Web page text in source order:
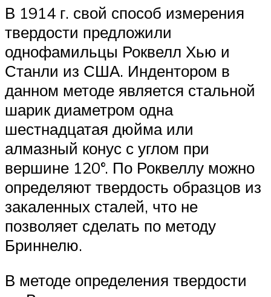
В 1914 г. свой способ измерения
твердости предложили
однофамильцы Роквелл Хью и
Станли из США. Индентором в
данном методе является стальной
шарик диаметром одна
шестнадцатая дюйма или
алмазный конус с углом при
вершине 120°. По Роквеллу можно
определяют твердость образцов из
закаленных сталей, что не
позволяет сделать по методу
Бриннелю.
В методе определения твердости